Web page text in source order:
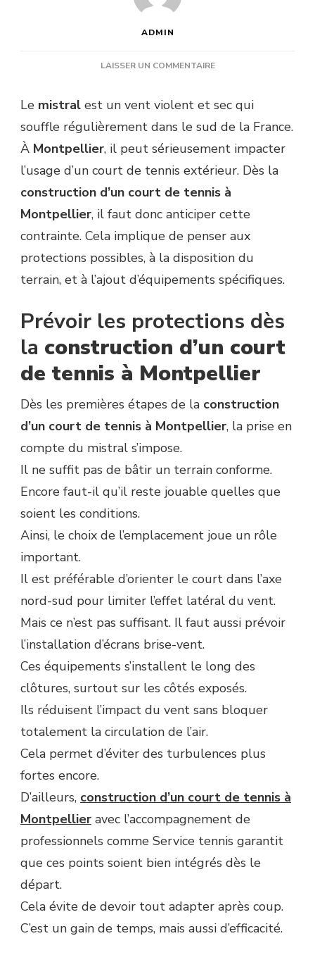
ADMIN
LAISSER UN COMMENTAIRESUR
UN
COURT
MISTRAL
APRÈS
CONSTRUCTION
D’UN
DE
TENNIS
MONTPELLIER
Le mistral est un vent violent et sec qui
souffle régulièrement dans le sud de la France.
À Montpellier, il peut sérieusement impacter
l’usage d’un court de tennis extérieur. Dès la
construction d’un court de tennis à
Montpellier, il faut donc anticiper cette
contrainte. Cela implique de penser aux
protections possibles, à la disposition du
terrain, et à l’ajout d’équipements spécifiques.
Prévoir les protections dès
la construction d’un court
de tennis à Montpellier
Dès les premières étapes de la construction
d’un court de tennis à Montpellier, la prise en
compte du mistral s’impose.
Il ne suffit pas de bâtir un terrain conforme.
Encore faut-il qu’il reste jouable quelles que
soient les conditions.
Ainsi, le choix de l’emplacement joue un rôle
important.
Il est préférable d’orienter le court dans l’axe
nord-sud pour limiter l’effet latéral du vent.
Mais ce n’est pas suffisant. Il faut aussi prévoir
l’installation d’écrans brise-vent.
Ces équipements s’installent le long des
clôtures, surtout sur les côtés exposés.
Ils réduisent l’impact du vent sans bloquer
totalement la circulation de l’air.
Cela permet d’éviter des turbulences plus
fortes encore.
D’ailleurs, construction d’un court de tennis à
Montpellier avec l’accompagnement de
professionnels comme Service tennis garantit
que ces points soient bien intégrés dès le
départ.
Cela évite de devoir tout adapter après coup.
C’est un gain de temps, mais aussi d’efficacité.